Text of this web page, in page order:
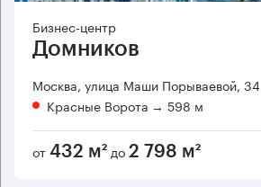
Бизнес-центр
Домников
Москва, улица Маши Порываевой, 34
Красные Ворота → 598 м
от 432 м² до 2 798 м²